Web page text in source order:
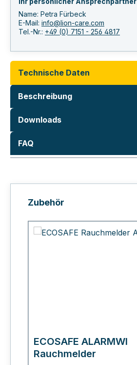
Name: Petra Fürbeck
E-Mail: info@lion-care.com
Tel.-Nr.: +49 (0) 7151 - 256 4817
Technische Daten
Beschreibung
Downloads
FAQ
Produktgalerie überspringen
Zubehör
ECOSAFE ALARMWI
Rauchmelder